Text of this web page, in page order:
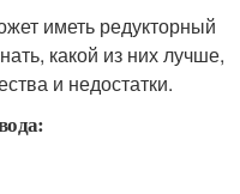
иметь редукторный
какой из них лучше,
и недостатки.